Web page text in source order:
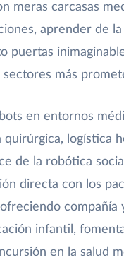
meras carcasas
aprender de
puertas
más
en entornos
logística
de la robótica
directa con los
infantil,
en la salud